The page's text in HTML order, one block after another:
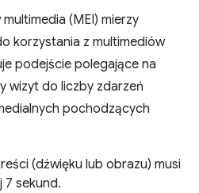
(MEI) mierzy
korzystania z multimediów
podejście polegające na
wizyt do liczby zdarzeń
pochodzących
(dźwięku lub obrazu) musi
7 sekund.